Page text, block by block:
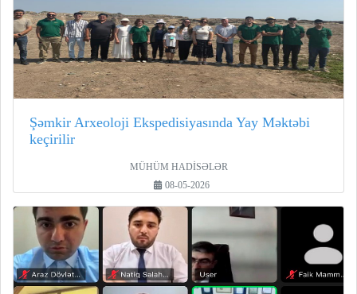
Şəmkir Arxeoloji Ekspedisiyasında Yay Məktəbi
keçirilir
MÜHÜM HADİSƏLƏR
08-05-2026